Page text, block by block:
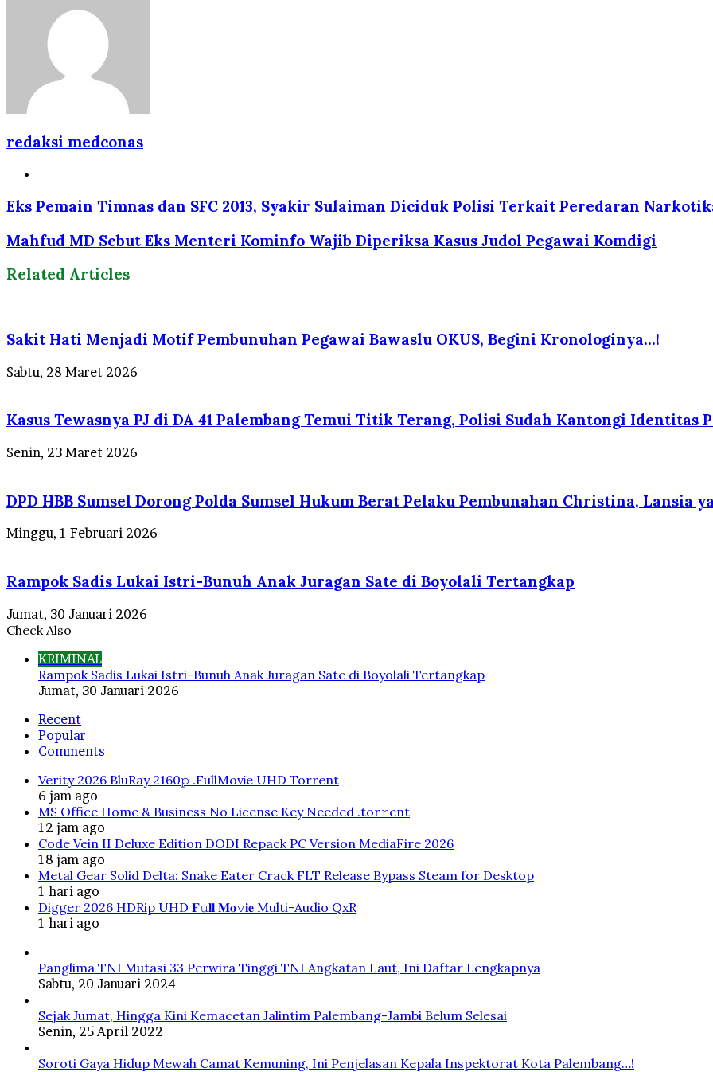
redaksi medconas
Eks Pemain Timnas dan SFC 2013, Syakir Sulaiman Diciduk Polisi Terkait Peredaran
Mahfud MD Sebut Eks Menteri Kominfo Wajib Diperiksa Kasus Judol Pegawai Komdigi
Related Articles
Sakit Hati Menjadi Motif Pembunuhan Pegawai Bawaslu OKUS, Begini Kronologinya…!
Sabtu, 28 Maret 2026
Kasus Tewasnya PJ di DA 41 Palembang Temui Titik Terang, Polisi Sudah Kantongi Identitas
Senin, 23 Maret 2026
DPD HBB Sumsel Dorong Polda Sumsel Hukum Berat Pelaku Pembunahan Christina, Lansia
Minggu, 1 Februari 2026
Rampok Sadis Lukai Istri-Bunuh Anak Juragan Sate di Boyolali Tertangkap
Jumat, 30 Januari 2026
Check Also
KRIMINAL
Rampok Sadis Lukai Istri-Bunuh Anak Juragan Sate di Boyolali Tertangkap
Jumat, 30 Januari 2026
Recent
Popular
Comments
Verity 2026 BluRay 2160𝚙 .FullMov𝗂e UHD Torrent
6 jam ago
MS Office Home & Business No License Key Needed .tоr𝚛еnt
12 jam ago
Code Vein II Deluxe Edition DODI Repack PC Version MediaFire 2026
18 jam ago
Metal Gear Solid Delta: Snake Eater Crack FLT Release Bypass Steam for Desktop
1 hari ago
Digger 2026 HDRip UHD 𝐅𝚞𝐥𝐥 𝐌𝐨𝚟𝐢𝐞 Multi-Audio QxR
1 hari ago
Panglima TNI Mutasi 33 Perwira Tinggi TNI Angkatan Laut, Ini Daftar Lengkapnya
Sabtu, 20 Januari 2024
Sejak Jumat, Hingga Kini Kemacetan Jalintim Palembang-Jambi Belum Selesai
Senin, 25 April 2022
Soroti Gaya Hidup Mewah Camat Kemuning, Ini Penjelasan Kepala Inspektorat Kota Palembang…!